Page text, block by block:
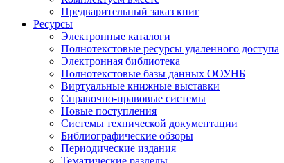
Предварительный заказ книг
Ресурсы
Электронные каталоги
Полнотекстовые ресурсы удаленного доступа
Электронная библиотека
Полнотекстовые базы данных ООУНБ
Виртуальные книжные выставки
Справочно-правовые системы
Новые поступления
Cистемы технической документации
Библиографические обзоры
Периодические издания
Тематические разделы